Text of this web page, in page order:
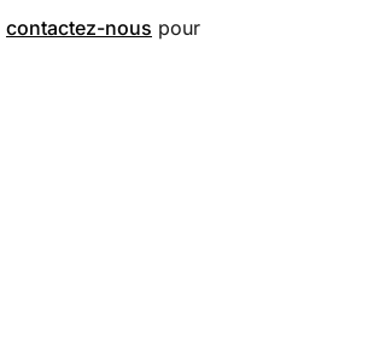
contactez-nous pour